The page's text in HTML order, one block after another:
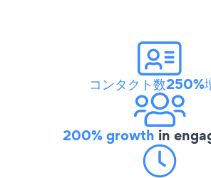
コンタクト数250%
200% growth in